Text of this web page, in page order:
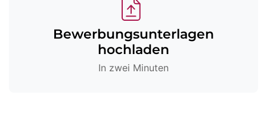
Bewerbungsunterlagen
hochladen
In zwei Minuten